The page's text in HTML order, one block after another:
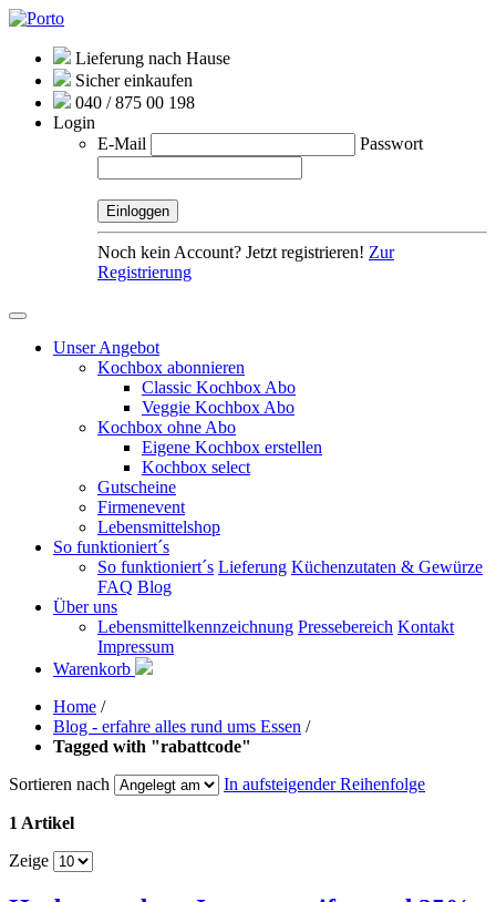
Lieferung nach Hause
Sicher einkaufen
040 / 875 00 198
Login
E-Mail
Passwort
Noch kein Account? Jetzt registrieren! Zur
Registrierung
Unser Angebot
Kochbox abonnieren
Classic Kochbox Abo
Veggie Kochbox Abo
Kochbox ohne Abo
Eigene Kochbox erstellen
Kochbox select
Gutscheine
Firmenevent
Lebensmittelshop
So funktioniert´s
So funktioniert´s Lieferung Küchenzutaten & Gewürze
FAQ Blog
Über uns
Lebensmittelkennzeichnung Pressebereich Kontakt
Impressum
Warenkorb
Home /
Blog - erfahre alles rund ums Essen /
Tagged with "rabattcode"
Sortieren nach
In aufsteigender Reihenfolge
1 Artikel
Zeige